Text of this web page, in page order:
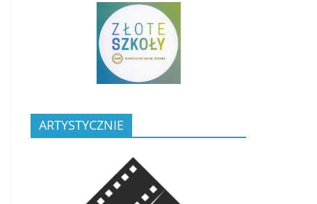
ARTYSTYCZNIE